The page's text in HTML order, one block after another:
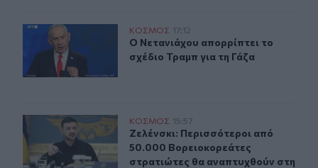
Ο Νετανιάχου απορρίπτει το σχέδιο Τραμπ για τη Γάζα
ΚΟΣΜΟΣ 17:12
Ο Νετανιάχου απορρίπτει το
Ο Νετανιάχου απορρίπτει το
σχέδιο Τραμπ για τη Γάζα
Ζελένσκι: Περισσότεροι από 50.000 Βορειοκορεάτες
ΚΟΣΜΟΣ 15:57
Ζελένσκι: Περισσότεροι από
Ζελένσκι: Περισσότεροι από
50.000 Βορειοκορεάτες
στρατιώτες θα αναπτυχθούν στη